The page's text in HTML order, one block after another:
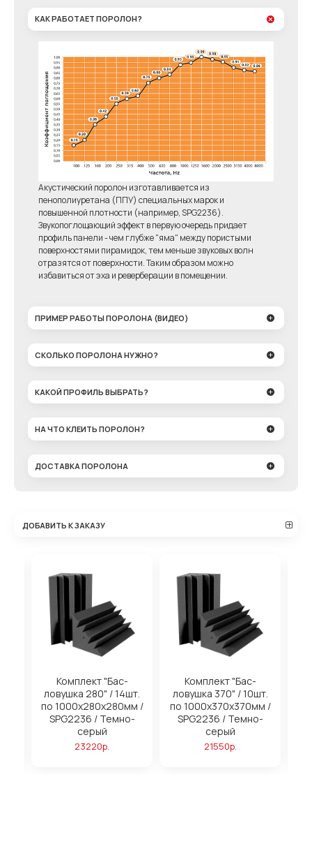
КАК РАБОТАЕТ ПОРОЛОН?
Акустический поролон изготавливается из
пенополиуретана (ППУ) специальных марок и
повышенной плотности (например, SPG2236).
Звукопоглощающий эффект в первую очередь придает
профиль панели - чем глубже "яма" между пористыми
поверхностями пирамидок, тем меньше звуковых волн
отразятся от поверхности. Таким образом можно
избавиться от эха и реверберации в помещении.
ПРИМЕР РАБОТЫ ПОРОЛОНА (ВИДЕО)
СКОЛЬКО ПОРОЛОНА НУЖНО?
КАКОЙ ПРОФИЛЬ ВЫБРАТЬ?
НА ЧТО КЛЕИТЬ ПОРОЛОН?
ДОСТАВКА ПОРОЛОНА
ДОБАВИТЬ К ЗАКАЗУ
Комплект "Бас-
ловушка 280" / 14шт.
по 1000х280х280мм /
SPG2236 / Темно-
серый
23220р.
Комплект "Бас-
ловушка 370" / 10шт.
по 1000х370х370мм /
SPG2236 / Темно-
серый
21550р.